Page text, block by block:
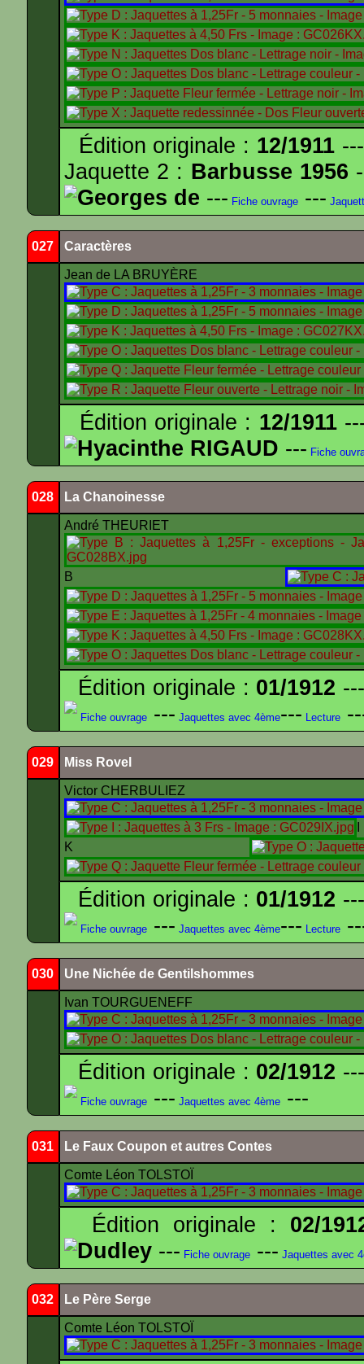
Édition originale : 12/1911
Jaquette 2 : Barbusse 1956
Georges de --- Fiche ouvrage ---
027 Caractères
Jean de LA BRUYÈRE
Édition originale : 12/1911
Hyacinthe RIGAUD --- Fiche
028 La Chanoinesse
André THEURIET
B
Édition originale : 01/1912
Fiche ouvrage --- Jaquettes avec 4ème--- Lecture
029 Miss Rovel
Victor CHERBULIEZ
K
Édition originale : 01/1912
Fiche ouvrage --- Jaquettes avec 4ème--- Lecture
030 Une Nichée de Gentilshommes
Ivan TOURGUENEFF
Édition originale : 02/1912
Fiche ouvrage --- Jaquettes avec 4ème ---
031 Le Faux Coupon et autres Contes
Comte Léon TOLSTOÏ
Édition originale : 02/
Dudley --- Fiche ouvrage --- Jaquettes avec
032 Le Père Serge
Comte Léon TOLSTOÏ